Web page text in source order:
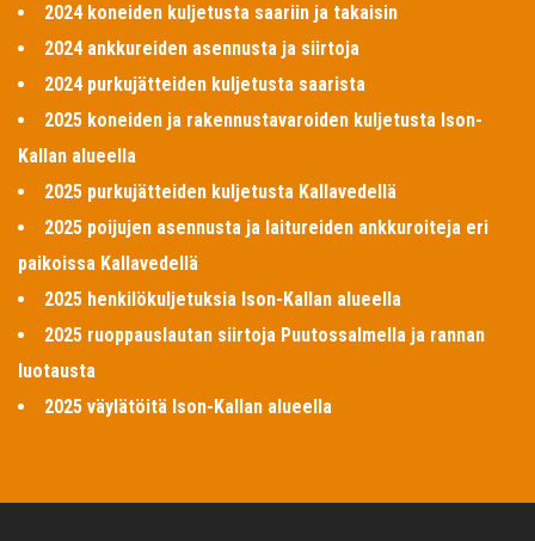
2024 koneiden kuljetusta saariin ja takaisin
2024 ankkureiden asennusta ja siirtoja
2024 purkujätteiden kuljetusta saarista
2025 koneiden ja rakennustavaroiden kuljetusta Ison-
Kallan alueella
2025 purkujätteiden kuljetusta Kallavedellä
2025 poijujen asennusta ja laitureiden ankkuroiteja eri
paikoissa Kallavedellä
2025 henkilökuljetuksia Ison-Kallan alueella
2025 ruoppauslautan siirtoja Puutossalmella ja rannan
luotausta
2025 väylätöitä Ison-Kallan alueella